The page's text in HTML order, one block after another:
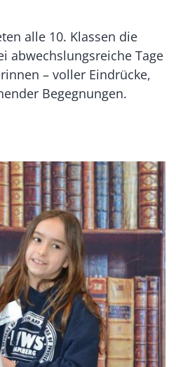
alle 10. Klassen die
abwechslungsreiche Tage
– voller Eindrücke,
Begegnungen.